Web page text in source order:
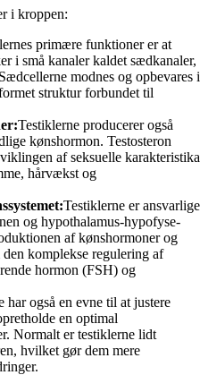
i kroppen:
primære funktioner er at
i små kanaler kaldet sædkanaler,
modnes og opbevares i
struktur forbundet til
Testiklerne producerer også
kønshormon. Testosteron
af seksuelle karakteristika
hårvækst og
Testiklerne er ansvarlige
og hypothalamus-hypofyse-
af kønshormoner og
komplekse regulering af
hormon (FSH) og
har også en evne til at justere
en optimal
Normalt er testiklerne lidt
hvilket gør dem mere